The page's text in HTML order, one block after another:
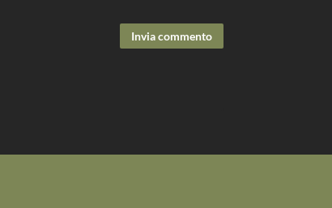
Invia commento